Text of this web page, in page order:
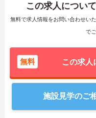
この求人につい
無料で求人情報をお問い合わせい
で
無料 この求人
施設見学のご